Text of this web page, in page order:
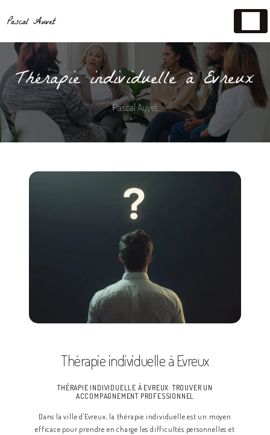
Thérapie individuelle à Evreux
Pascal Auvet
Thérapie individuelle à Evreux
THÉRAPIE INDIVIDUELLE À EVREUX: TROUVER UN
ACCOMPAGNEMENT PROFESSIONNEL
Dans la ville d'Evreux, la thérapie individuelle est un moyen
efficace pour prendre en charge les difficultés personnelles et